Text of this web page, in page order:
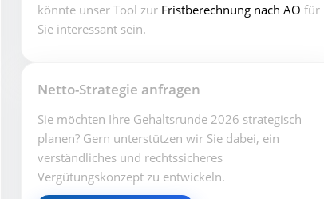
könnte unser Tool zur Fristberechnung nach AO für
Sie interessant sein.
Netto-Strategie anfragen
Sie möchten Ihre Gehaltsrunde 2026 strategisch
planen? Gern unterstützen wir Sie dabei, ein
verständliches und rechtssicheres
Vergütungskonzept zu entwickeln.